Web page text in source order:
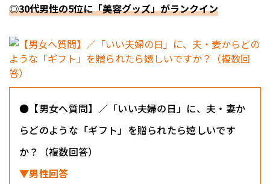
◎30代男性の5位に「美容グッズ」がランクイン
●【男女へ質問】／「いい夫婦の日」に、夫・妻か
らどのような「ギフト」を贈られたら嬉しいです
か？（複数回答）
▼男性回答